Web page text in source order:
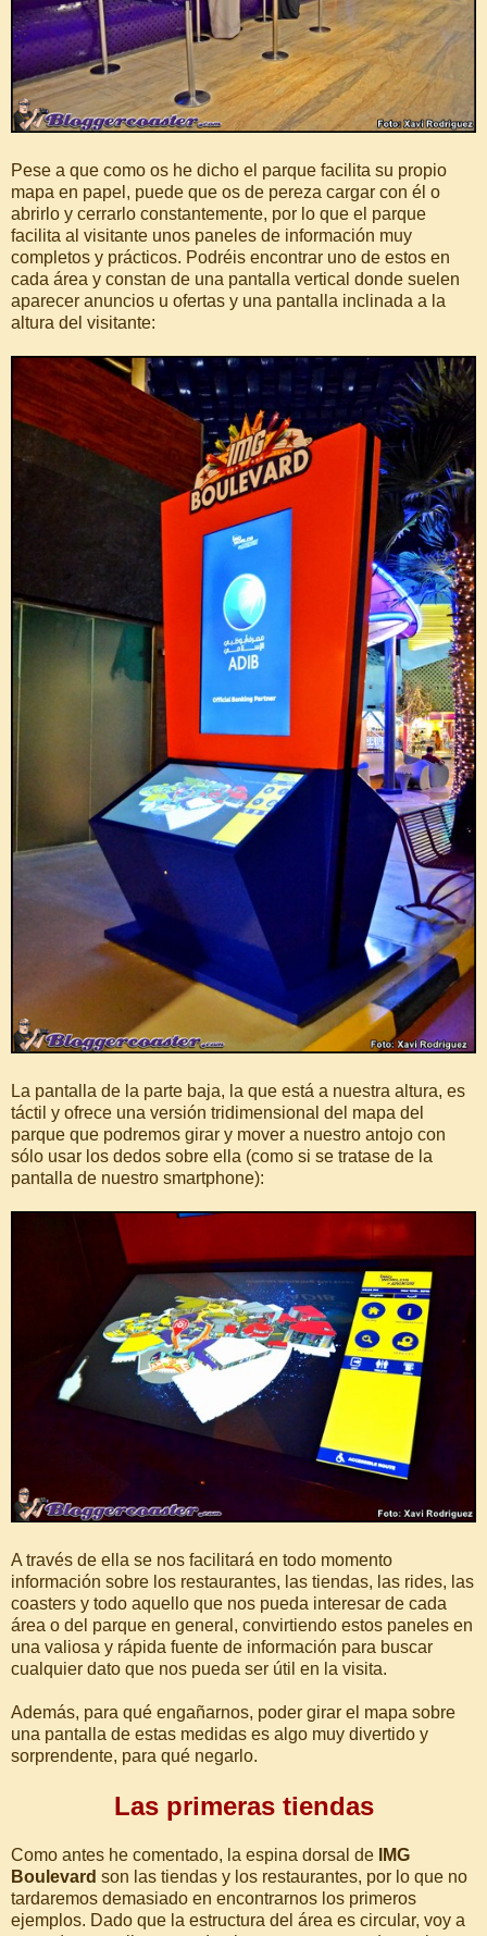
Pese a que como os he dicho el parque facilita su propio
mapa en papel, puede que os de pereza cargar con él o
abrirlo y cerrarlo constantemente, por lo que el parque
facilita al visitante unos paneles de información muy
completos y prácticos. Podréis encontrar uno de estos en
cada área y constan de una pantalla vertical donde suelen
aparecer anuncios u ofertas y una pantalla inclinada a la
altura del visitante:
La pantalla de la parte baja, la que está a nuestra altura, es
táctil y ofrece una versión tridimensional del mapa del
parque que podremos girar y mover a nuestro antojo con
sólo usar los dedos sobre ella (como si se tratase de la
pantalla de nuestro smartphone):
A través de ella se nos facilitará en todo momento
información sobre los restaurantes, las tiendas, las rides, las
coasters y todo aquello que nos pueda interesar de cada
área o del parque en general, convirtiendo estos paneles en
una valiosa y rápida fuente de información para buscar
cualquier dato que nos pueda ser útil en la visita.
Además, para qué engañarnos, poder girar el mapa sobre
una pantalla de estas medidas es algo muy divertido y
sorprendente, para qué negarlo.
Las primeras tiendas
Como antes he comentado, la espina dorsal de
IMG
Boulevard son las tiendas y los restaurantes, por lo que no
tardaremos demasiado en encontrarnos los primeros
ejemplos. Dado que la estructura del área es circular, voy a